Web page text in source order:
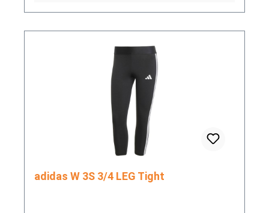
adidas W 3S 3/4 LEG Tight